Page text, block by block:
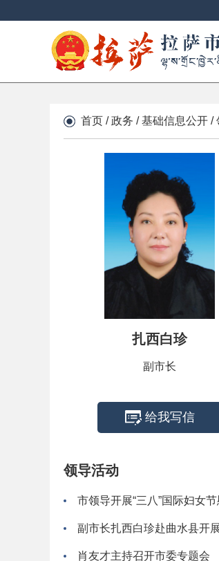
首页 /政务 /基础信息公开 /
扎西白珍
副市长
给我写信
领导活动
市领导开展“三八”国际妇女
副市长扎西白珍赴曲水县开
肖友才主持召开市委专题会